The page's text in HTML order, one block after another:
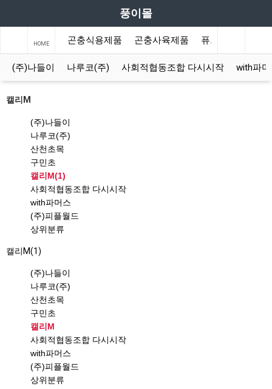
풍이몰
HOME 곤충식용제품 곤충사육제품 퓨그 캐릭터
(주)나들이 나루코(주) 사회적협동조합 다시시작 with파
캘리M
(주)나들이
나루코(주)
산천초목
구민초
캘리M(1)
사회적협동조합 다시시작
with파머스
(주)피플월드
상위분류
캘리M(1)
(주)나들이
나루코(주)
산천초목
구민초
캘리M
사회적협동조합 다시시작
with파머스
(주)피플월드
상위분류